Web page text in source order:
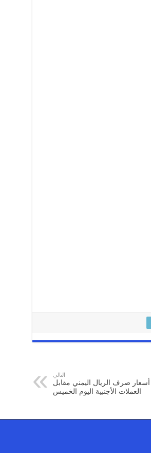
التالي
أسعار صرف الريال اليمني مقابل
العملات الأجنبية اليوم الخميس